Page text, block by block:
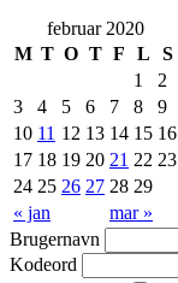
februar 2020
M T O T F L S
« jan mar »
1
2
3
4 5 6 7 8
9
10 11 12 13 14 15 16
17 18 19 20 21 22 23
24 25 26 27 28 29
Brugernavn
Kodeord